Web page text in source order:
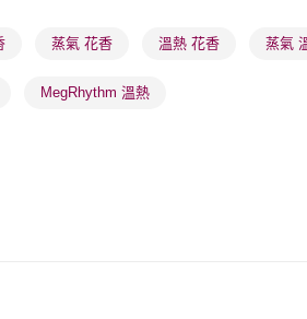
蒸氣 花香 溫熱 花香 蒸氣
MegRhythm 溫熱